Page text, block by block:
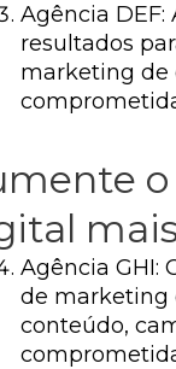
Agência
resultados
marketing de
o
Agência GHI:
de marketing
conteúdo,